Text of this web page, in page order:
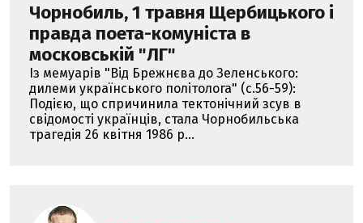
Чорнобиль, 1 травня Щербицького і
правда поета-комуніста в
московській "ЛГ"
Із мемуарів "Від Брежнєва до Зеленського:
дилеми українського політолога" (с.56-59):
Подією, що спричинила тектонічний зсув в
свідомості українців, стала Чорнобильська
трагедія 26 квітня 1986 р...